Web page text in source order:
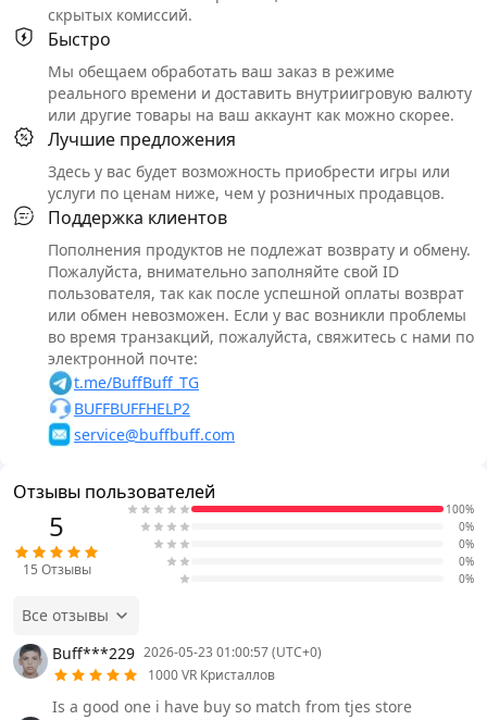
скрытых комиссий.
Быстро
Мы обещаем обработать ваш заказ в режиме
реального времени и доставить внутриигровую валюту
или другие товары на ваш аккаунт как можно скорее.
Лучшие предложения
Здесь у вас будет возможность приобрести игры или
услуги по ценам ниже, чем у розничных продавцов.
Поддержка клиентов
Пополнения продуктов не подлежат возврату и обмену.
Пожалуйста, внимательно заполняйте свой ID
пользователя, так как после успешной оплаты возврат
или обмен невозможен. Если у вас возникли проблемы
во время транзакций, пожалуйста, свяжитесь с нами по
электронной почте:
t.me/BuffBuff_TG
BUFFBUFFHELP2
service@buffbuff.com
Отзывы пользователей
5
15 Отзывы
100%
0%
0%
0%
0%
Все отзывы
Buff***229 2026-05-23 01:00:57 (UTC+0)
1000 VR Кристаллов
Is a good one i have buy so match from tjes store